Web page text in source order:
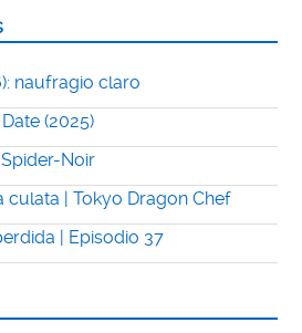
naufragio claro
(2025)
Noir
culata | Tokyo Dragon Chef
| Episodio 37